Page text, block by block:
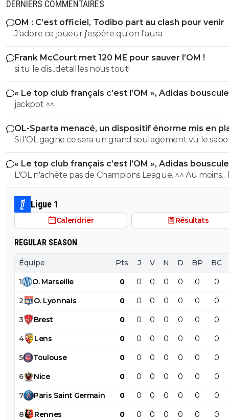
DERNIERS COMMENTAIRES
OM : C’est officiel, Todibo part au clash pour venir
J'adore ce joueur j'espère qu'on l'aura
Frank McCourt met 120 ME pour sauver l’OM !
si tu le dis...detailles nous tout!
« Le top club français c’est l’OM », Adidas
PSG
jackpot ^^
OL-Sparta menacé, un dispositif énorme mis en
Si l'OL gagne ce sera un grand soulagement vu le
incroyable du farfelu sans froc Fonseca au match allé.
perd ce sera aussi une grande victoire et une énorme
délivrance avec un possible licenciement de ce clown.
« Le top club français c’est l’OM », Adidas
PSG
L'OL n'achète pas de Champions League. ^^ Au moins... l'OM a
un point commun avec le PSG. Mdr Adidas ne se trompe pas
avec l'OL qui est une valeur sûre... contrairement à
Ligue 1
Calendrier Résultats
REGULAR SEASON
Équipe Pts J V N D BP BC
1 O. Marseille 0 0 0 0 0 0 0
2 O. Lyonnais 0 0 0 0 0 0 0
3 Brest 0 0 0 0 0 0 0
4 Lens 0 0 0 0 0 0 0
5 Toulouse 0 0 0 0 0 0 0
6 Nice 0 0 0 0 0 0 0
7 Paris Saint Germain 0 0 0 0 0 0 0
8 Rennes 0 0 0 0 0 0 0